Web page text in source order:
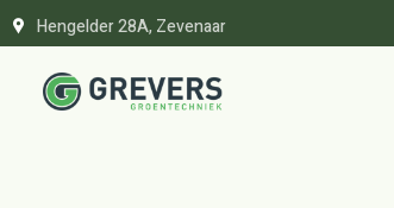
Hengelder 28A, Zevenaar